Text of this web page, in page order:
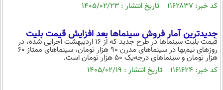
کد خبر: ۱۱۶۲۸۳۷ تاریخ انتشار : ۱۴۰۵/۰۲/۲۳
جدیدترین آمار فروش سینماها بعد افزایش قیمت بلیت
قیمت بلیت سینماها در طرح جدید که از ۱۶ اردیبهشت اجرایی شده، در
روزهای نیم‌بها در سینماهای مدرن ۹۰ هزار تومان، سینماهای ممتاز ۶۰
هزار تومان و سینماهای درجه‌یک ۵۰ هزار تومان است.
کد خبر: ۱۱۶۱۶۲۴ تاریخ انتشار : ۱۴۰۵/۰۲/۱۹